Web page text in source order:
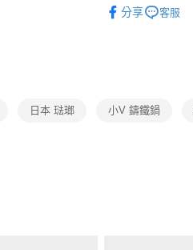
分享 客服
日本 琺瑯 小V 鑄鐵鍋